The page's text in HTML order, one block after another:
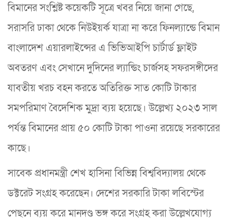
বিমানের সংশ্লিষ্ট কয়েকটি সূত্রে খবর নিয়ে জানা গেছে,
সরাসরি ঢাকা থেকে নিউইয়র্ক যাত্রা না করে ফিনল্যান্ডে বিমান
বাংলাদেশ এয়ারলাইন্সের এ ভিভিআইপি চার্টার্ড ফ্লাইট
অবতরণ এবং সেখানে দুদিনের ল্যান্ডিং চার্জসহ সফরসঙ্গীদের
যাবতীয় খরচ বহন করতে অতিরিক্ত সাত কোটি টাকার
সমপরিমাণ বৈদেশিক মুদ্রা ব্যয় হয়েছে। উল্লেখ্য ২০২৩ সাল
পর্যন্ত বিমানের প্রায় ৫০ কোটি টাকা পাওনা রয়েছে সরকারের
কাছে।
সাবেক প্রধানমন্ত্রী শেখ হাসিনা বিভিন্ন বিশ্ববিদ্যালয় থেকে
ডক্টরেট সংগ্রহ করেছেন। দেশের সরকারি টাকা লবিস্টের
পেছনে ব্যয় করে মানদণ্ড ভঙ্গ করে সংগ্রহ করা উল্লেখযোগ্য